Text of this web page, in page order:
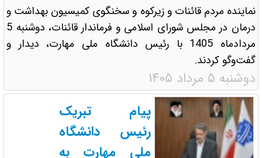
نماینده مردم قائنات و زیرکوه و سخنگوی کمیسیون بهداشت و
درمان در مجلس شورای اسلامی و فرماندار قائنات، دوشنبه 5
مردادماه 1405 با رئیس دانشگاه ملی مهارت، دیدار و
گفت‌وگو کردند.
دوشنبه ۵ مرداد ۱۴۰۵
پیام تبریک
رئیس دانشگاه
ملی مهارت به